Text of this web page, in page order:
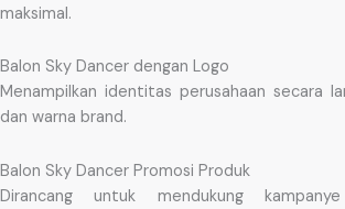
maksimal.
Balon Sky Dancer dengan Logo
Menampilkan identitas perusahaan secara
dan warna brand.
Balon Sky Dancer Promosi Produk
Dirancang untuk mendukung